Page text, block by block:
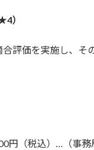
）
評価を実施し、そ
（税込）…（事務